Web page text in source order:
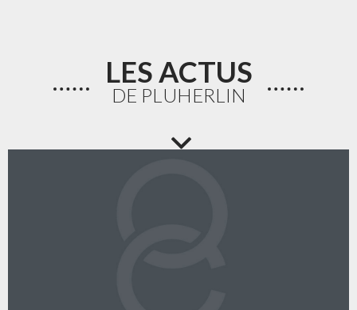
LES ACTUS
DE PLUHERLIN